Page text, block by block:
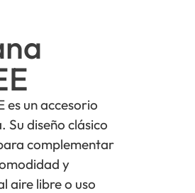
es un accesorio
diseño clásico
complementar
y
aire libre o uso